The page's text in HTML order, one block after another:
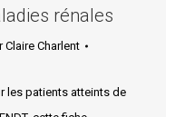
rénales
Claire Charlent
les patients atteints de